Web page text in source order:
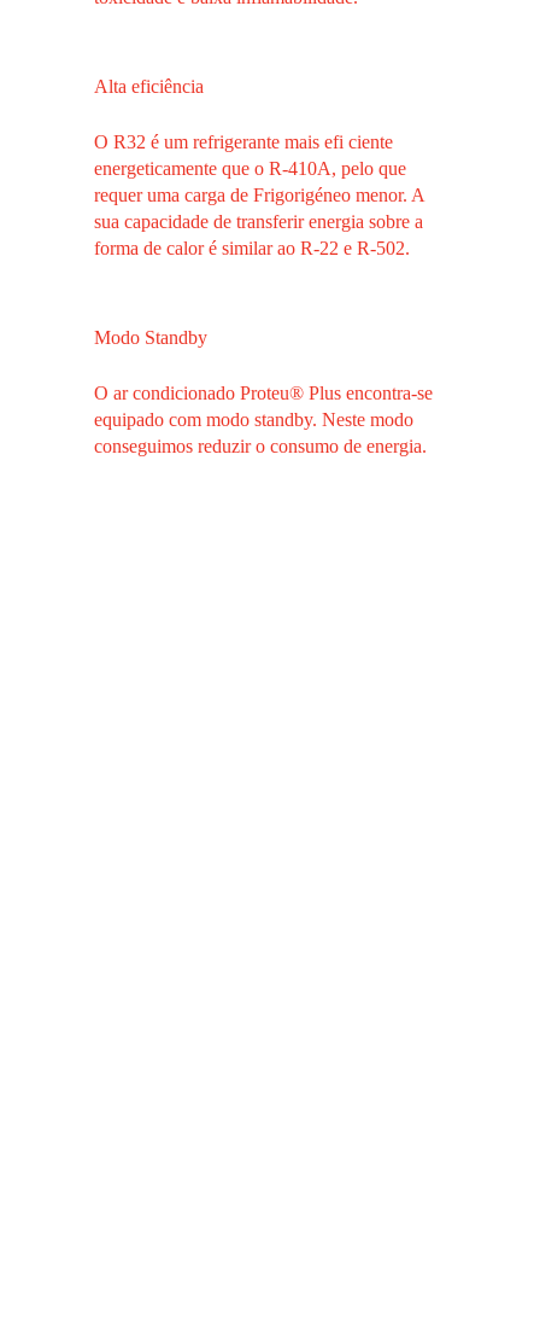
Alta eficiência
O R32 é um refrigerante mais efi ciente
energeticamente que o R-410A, pelo que
requer uma carga de Frigorigéneo menor. A
sua capacidade de transferir energia sobre a
forma de calor é similar ao R-22 e R-502.
Modo Standby
O ar condicionado Proteu® Plus encontra-se
equipado com modo standby. Neste modo
conseguimos reduzir o consumo de energia.